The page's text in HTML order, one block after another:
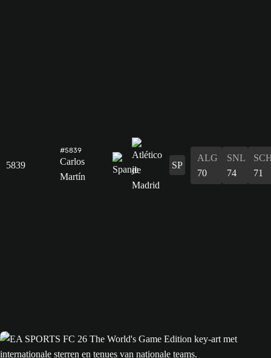
5839
#5839
Carlos
Martín
SP
ALG
70
SNL
74
71